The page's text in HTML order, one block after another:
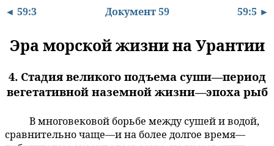
◄ 59:3 Документ 59 59:5 ►
Эра морской жизни на Урантии
4. Стадия великого подъема суши—период
вегетативной наземной жизни—эпоха рыб
В многовековой борьбе между сушей и водой,
сравнительно чаще—и на более долгое время—